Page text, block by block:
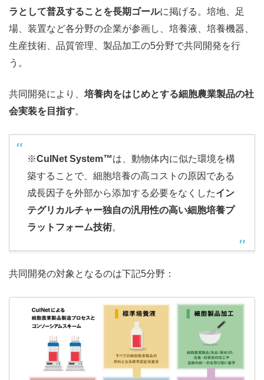
ラとして普及することを長期ゴールに掲げる。培地、足
場、装置など各分野の企業が参画し、培養液、培養機器、
生産技術、品質管理、製品加工の5分野で共同開発を行
う。
共同開発により、 培養肉をはじめとする細胞農業製品の社
会実装を目指す。
※CulNet System™は、動物体内に似た環境を構
築することで、細胞培養の高コストの原因である
成長因子を外部から添加する必要をなくしたイン
テグリカルチャー独自の汎用性の高い細胞培養プ
ラットフォーム技術。
共同開発の対象となるのは下記5分野：